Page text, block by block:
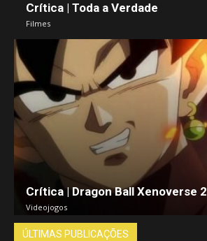
Crítica | Toda a Verdade
Filmes
Crítica | Dragon Ball Xenoverse 2
Videojogos
ÚLTIMAS PUBLICAÇÕES